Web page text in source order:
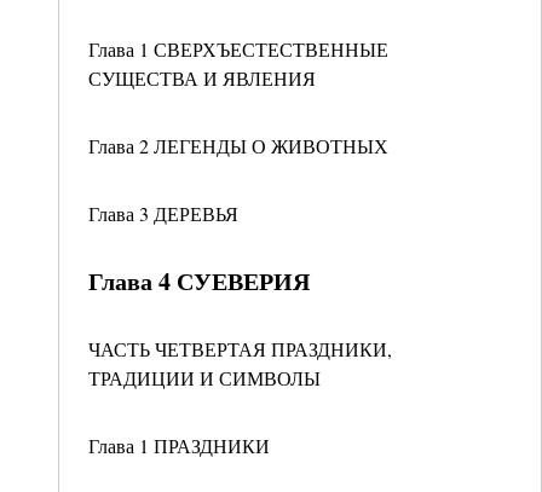
Глава 1 СВЕРХЪЕСТЕСТВЕННЫЕ
СУЩЕСТВА И ЯВЛЕНИЯ
Глава 2 ЛЕГЕНДЫ О ЖИВОТНЫХ
Глава 3 ДЕРЕВЬЯ
Глава 4 СУЕВЕРИЯ
ЧАСТЬ ЧЕТВЕРТАЯ ПРАЗДНИКИ,
ТРАДИЦИИ И СИМВОЛЫ
Глава 1 ПРАЗДНИКИ